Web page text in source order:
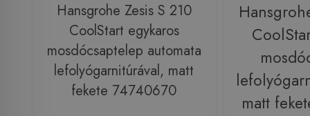
Hansgrohe Zesis S 210
CoolStart egykaros
mosdócsaptelep automata
lefolyógarnitúrával, matt
fekete 74740670
matt